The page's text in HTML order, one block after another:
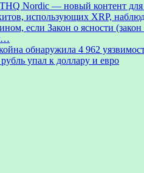
Nordic — новый контент для
использующих XRP,
если Закон о ясности
обнаружила 4 962
упал к доллару и евро